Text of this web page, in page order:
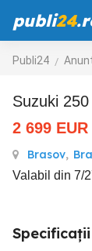
publi24
Publi24
Suzuki
2 699 EUR
Brasov,
Valabil din 7/
Specificații